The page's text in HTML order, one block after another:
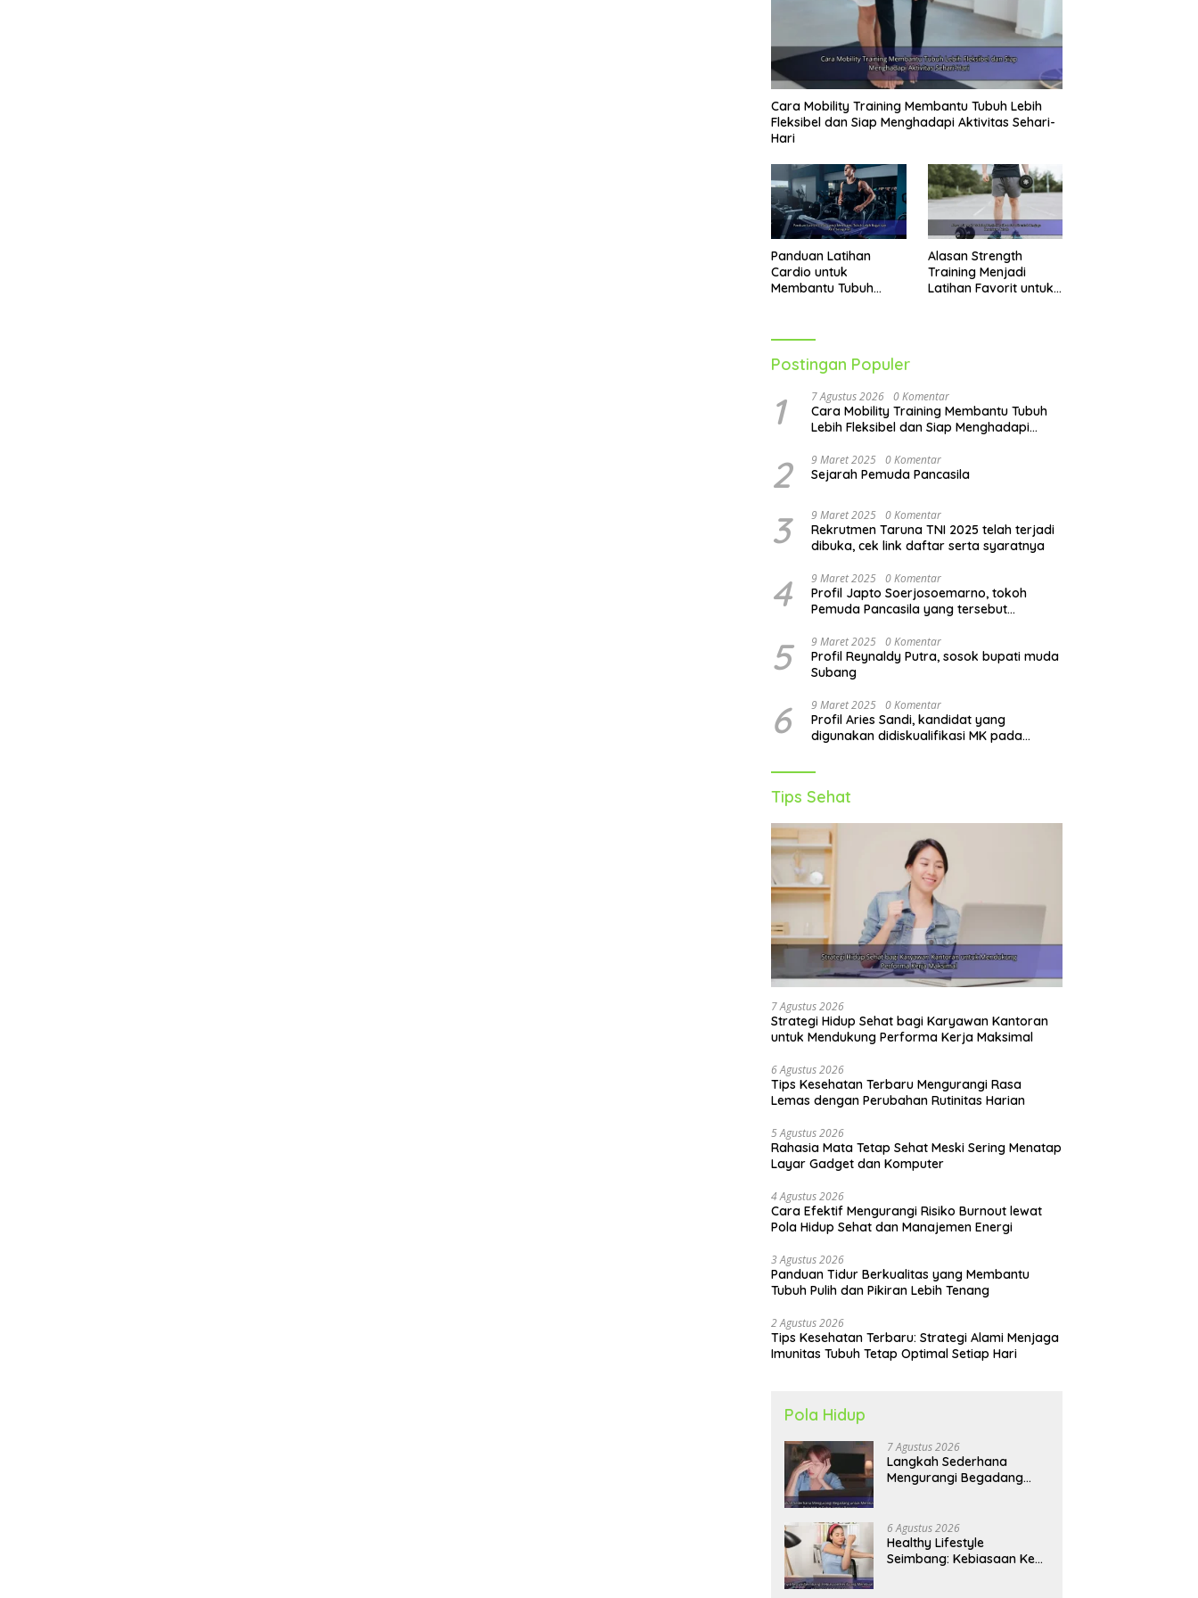
Cara Mobility Training Membantu Tubuh Lebih
Fleksibel dan Siap Menghadapi Aktivitas Sehari-
Hari
Panduan Latihan
Cardio untuk
Membantu Tubuh
Alasan Strength
Training Menjadi
Latihan Favorit untuk
Postingan Populer
1 7 Agustus 2026 0 Komentar
Cara Mobility Training Membantu Tubuh
Lebih Fleksibel dan Siap Menghadapi
2 9 Maret 2025 0 Komentar
Sejarah Pemuda Pancasila
3 9 Maret 2025 0 Komentar
Rekrutmen Taruna TNI 2025 telah terjadi
dibuka, cek link daftar serta syaratnya
4 9 Maret 2025 0 Komentar
Profil Japto Soerjosoemarno, tokoh
Pemuda Pancasila yang tersebut
5 9 Maret 2025 0 Komentar
Profil Reynaldy Putra, sosok bupati muda
Subang
6 9 Maret 2025 0 Komentar
Profil Aries Sandi, kandidat yang
digunakan didiskualifikasi MK pada
Tips Sehat
7 Agustus 2026
Strategi Hidup Sehat bagi Karyawan Kantoran
untuk Mendukung Performa Kerja Maksimal
6 Agustus 2026
Tips Kesehatan Terbaru Mengurangi Rasa
Lemas dengan Perubahan Rutinitas Harian
5 Agustus 2026
Rahasia Mata Tetap Sehat Meski Sering Menatap
Layar Gadget dan Komputer
4 Agustus 2026
Cara Efektif Mengurangi Risiko Burnout lewat
Pola Hidup Sehat dan Manajemen Energi
3 Agustus 2026
Panduan Tidur Berkualitas yang Membantu
Tubuh Pulih dan Pikiran Lebih Tenang
2 Agustus 2026
Tips Kesehatan Terbaru: Strategi Alami Menjaga
Imunitas Tubuh Tetap Optimal Setiap Hari
Pola Hidup
7 Agustus 2026
Langkah Sederhana
Mengurangi Begadang
Panjang
6 Agustus 2026
Healthy Lifestyle
Seimbang: Kebiasaan Kecil